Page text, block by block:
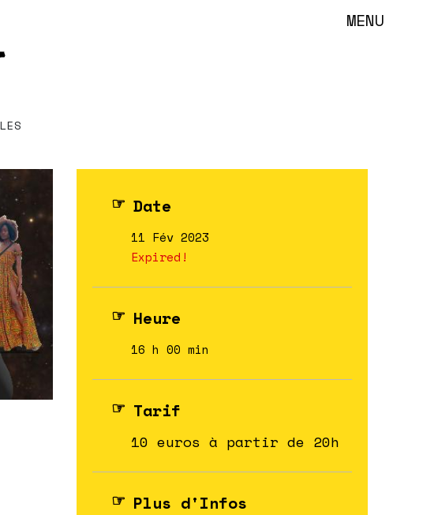
MENU
Date
11 Fév 2023
Expired!
Heure
16 h 00 min
Tarif
10 euros à partir de 20h
Plus d'Infos